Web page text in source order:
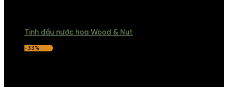
Tinh dầu nước hoa Wood & Nut
-33%